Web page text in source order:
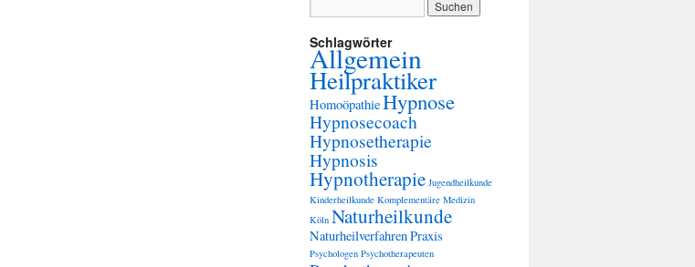
Schlagwörter
Allgemein
Heilpraktiker
HomoöpathieHypnose
Hypnosecoach
Hypnosetherapie
Hypnosis
Hypnotherapie Jugendheilkunde
Kinderheilkunde Komplementäre Medizin
Köln Naturheilkunde
NaturheilverfahrenPraxis
Psychologen Psychotherapeuten